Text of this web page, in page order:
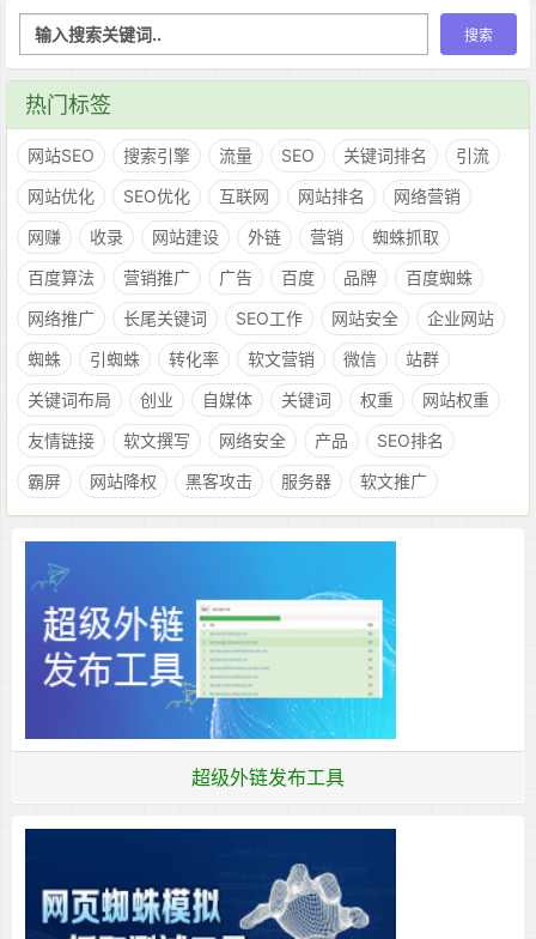
热门标签
网站SEO 搜索引擎 流量 SEO 关键词排名
引流
网站优化
SEO优化 互联网 网站排名
网络营销
网赚
收录 网站建设 外链 营销
蜘蛛抓取
百度算法
营销推广 广告 百度 品牌
百度蜘蛛
网络推广
长尾关键词 SEO工作 网站安全
企业网站
蜘蛛
引蜘蛛 转化率 软文营销 微信
站群
关键词布局
创业 自媒体 关键词 权重
网站权重
友情链接
软文撰写 网络安全 产品
SEO排名
霸屏
网站降权 黑客攻击 服务器 软文推广
超级外链发布工具